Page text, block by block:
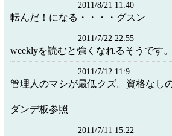
2011/8/21 11:40
転んだ！になる・・・・グスン
2011/7/22 22:55
weeklyを読むと強くなれるそうです
2011/7/12 11:9
管理人のマシが最低クズ。資格なしの
ダンデ板参照
2011/7/11 15:22